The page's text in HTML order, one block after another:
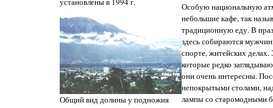
Общий вид долины у подножия
Особую национальную
небольшие кафе, так
традиционную еду. В
здесь собираются
спорте, житейских
которые редко
они очень интересны.
непокрытыми столами,
лампы со старомодными